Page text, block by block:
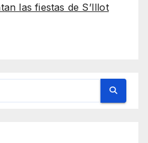
las fiestas de S’Illot